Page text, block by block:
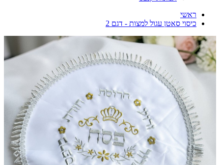
ראשי
כיסוי סאטן עגול למצות - דגם 2